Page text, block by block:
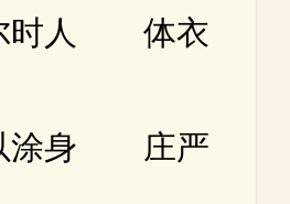
人 体衣
身 庄严